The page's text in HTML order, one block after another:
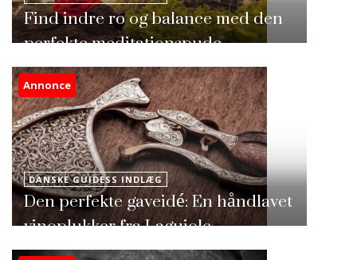
Find indre ro og balance med den
perfekte meditationspude
Annonce
DANSKE GUIDESS INDLÆG
Den perfekte gaveidé: En håndlavet
vinoplukker fra Laguiole